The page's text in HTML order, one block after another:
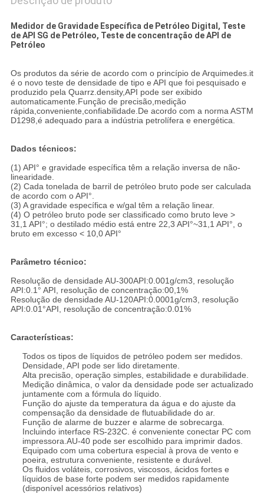
Medidor de Gravidade Específica de Petróleo Digital, Teste
de API SG de Petróleo, Teste de concentração de API de
Petróleo
Os produtos da série de acordo com o princípio de Arquimedes.it
é o novo teste de densidade de tipo e API que foi pesquisado e
produzido pela Quarrz.density,API pode ser exibido
automaticamente.Função de precisão,medição
rápida,conveniente,confiabilidade.De acordo com a norma ASTM
D1298,é adequado para a indústria petrolífera e energética.
Dados técnicos:
(1) API° e gravidade específica têm a relação inversa de não-
linearidade.
(2) Cada tonelada de barril de petróleo bruto pode ser calculada
de acordo com o API°.
(3) A gravidade específica e w/gal têm a relação linear.
(4) O petróleo bruto pode ser classificado como bruto leve >
31,1 API°; o destilado médio está entre 22,3 API°~31,1 API°, o
bruto em excesso < 10,0 API°
Parâmetro técnico:
Resolução de densidade AU-300API:0.001g/cm3, resolução
API:0.1° API, resolução de concentração:00,1%
Resolução de densidade AU-120API:0.0001g/cm3, resolução
API:0.01°API, resolução de concentração:0.01%
Características:
Todos os tipos de líquidos de petróleo podem ser medidos.
Densidade, API pode ser lido diretamente.
Alta precisão, operação simples, estabilidade e durabilidade.
Medição dinâmica, o valor da densidade pode ser actualizado
juntamente com a fórmula do líquido.
Função do ajuste da temperatura da água e do ajuste da
compensação da densidade de flutuabilidade do ar.
Função de alarme de buzzer e alarme de sobrecarga.
Incluindo interface RS-232C. é conveniente conectar PC com
impressora.AU-40 pode ser escolhido para imprimir dados.
Equipado com uma cobertura especial à prova de vento e
poeira, estrutura conveniente, resistente e durável.
Os fluidos voláteis, corrosivos, viscosos, ácidos fortes e
líquidos de base forte podem ser medidos rapidamente
(disponível acessórios relativos)